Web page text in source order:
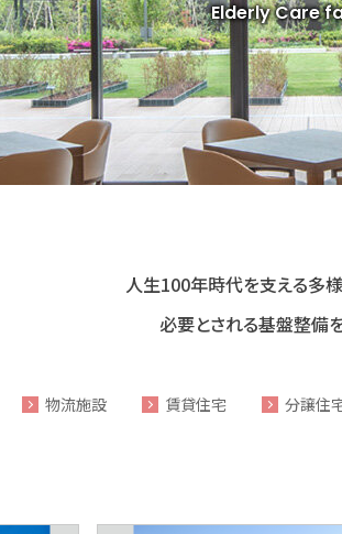
保育所 ホテル・劇場・会議施
Elderly Care
人生100年時代を支える多
必要とされる基盤整備
物流施設 賃貸住宅 分譲住